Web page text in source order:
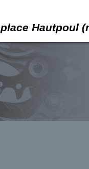
place Hautpoul